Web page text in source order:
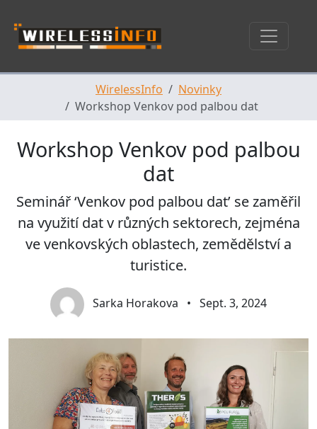
WirelessInfo
Novinky
Workshop Venkov pod palbou dat
Workshop Venkov pod palbou
dat
Seminář ‘Venkov pod palbou dat’ se zaměřil
na využití dat v různých sektorech, zejména
ve venkovských oblastech, zemědělství a
turistice.
Sarka Horakova • Sept. 3, 2024